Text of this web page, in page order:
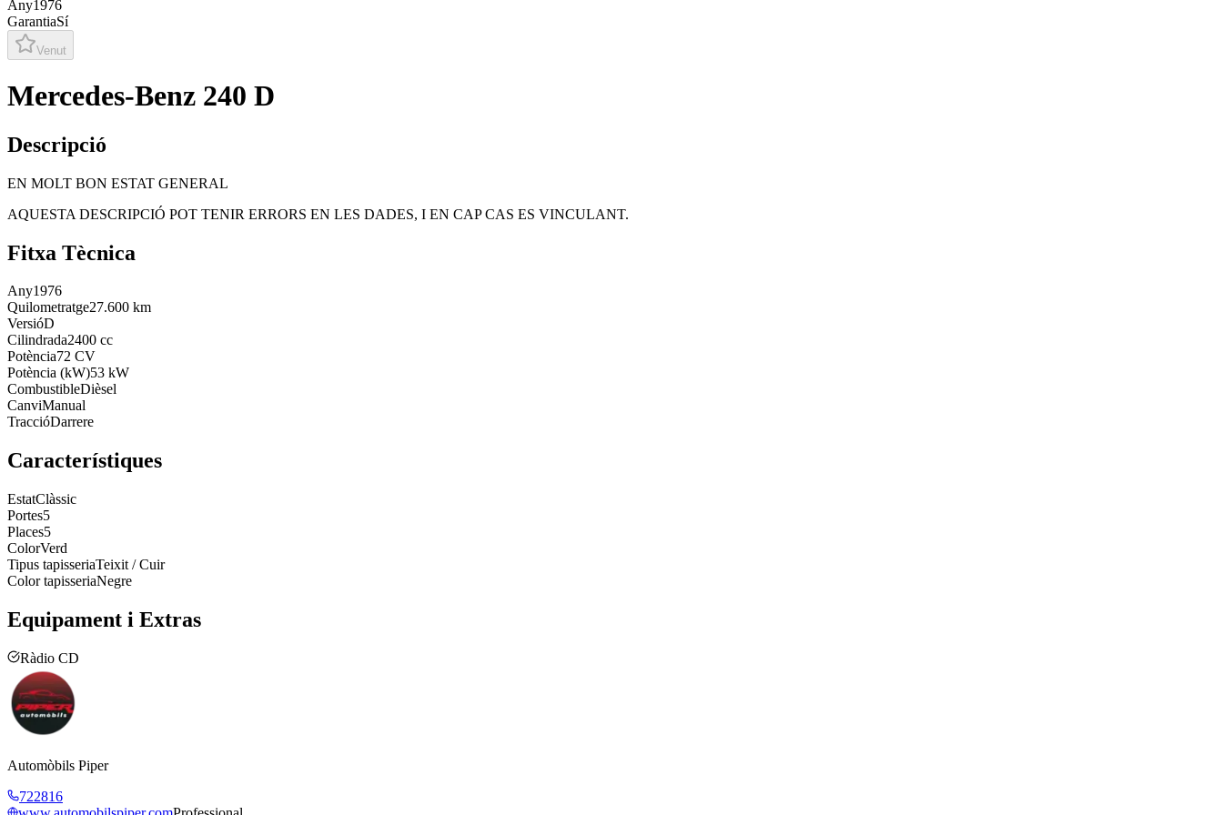
Any1976
GarantiaSí
Venut
Mercedes-Benz 240 D
Descripció
EN MOLT BON ESTAT GENERAL
AQUESTA DESCRIPCIÓ POT TENIR ERRORS EN LES DADES, I EN CAP CAS ES VINCULANT.
Fitxa Tècnica
Any1976
Quilometratge27.600 km
VersióD
Cilindrada2400 cc
Potència72 CV
Potència (kW)53 kW
CombustibleDièsel
CanviManual
TraccióDarrere
Característiques
EstatClàssic
Portes5
Places5
ColorVerd
Tipus tapisseriaTeixit / Cuir
Color tapisseriaNegre
Equipament i Extras
Ràdio CD
Automòbils Piper
722816